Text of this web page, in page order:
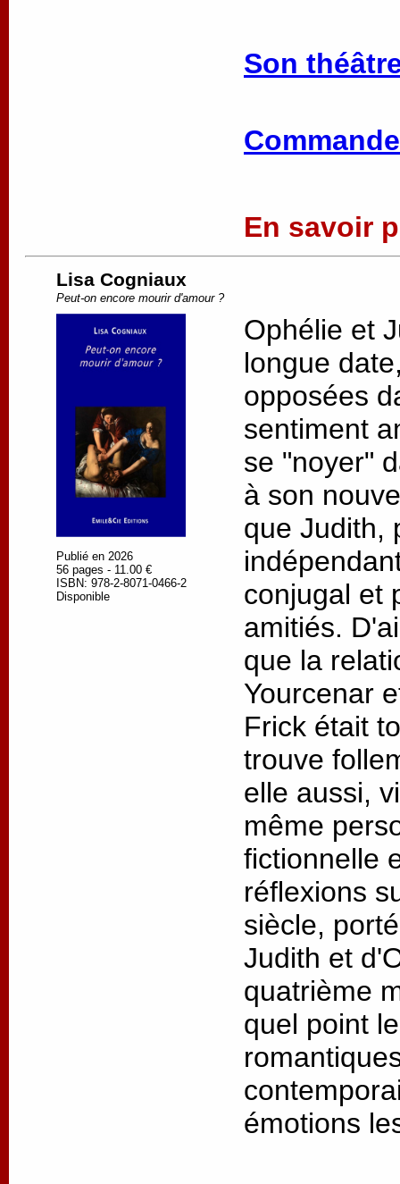
Son
En savoir
Lisa Cogniaux
Peut-on encore mourir d'amour ?
Publié en 2026
56 pages - 11.00 €
ISBN: 978-2-8071-0466-2
Disponible
Ophélie et
longue
opposées
sentiment
se "noyer"
à son
que Judith,
conjugal et
amitiés.
que la
Yourcenar
Frick était
trouve
elle aussi,
même
fictionnelle
réflexions
siècle,
Judith et
quatrième
quel point
émotions